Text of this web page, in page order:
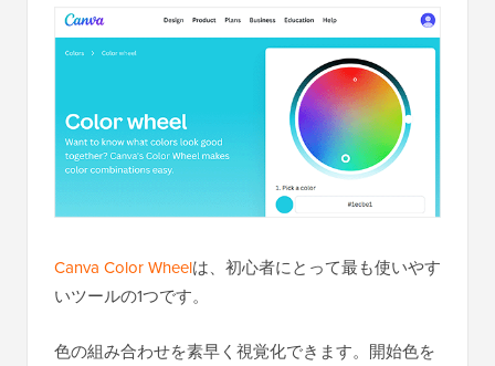
Canva Color Wheelは、初心者にとって最も使いやす
いツールの1つです。
色の組み合わせを素早く視覚化できます。開始色を